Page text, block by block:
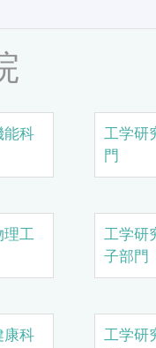
科
工学研
門
工
工学研
子部門
科
工学研